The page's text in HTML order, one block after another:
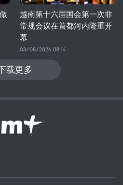
越南第十六届国会第一次非
常规会议在首都河内隆重开
幕
03/08/2026 08:14
载更多